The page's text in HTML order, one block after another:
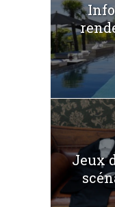
Jeux